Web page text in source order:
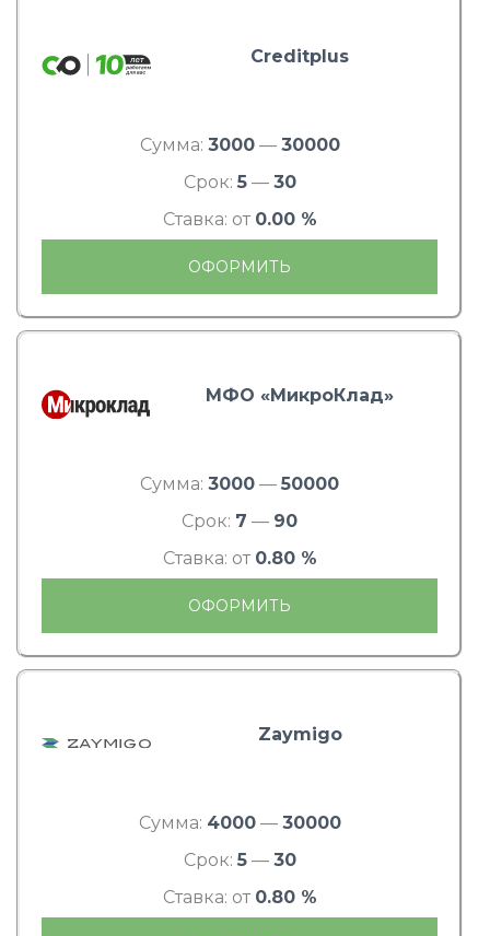
Creditplus
Сумма: 3000— 30000
Срок: 5— 30
Ставка: от 0.00 %
ОФОРМИТЬ
МФО «МикроКлад»
Сумма: 3000 — 50000
Срок: 7 — 90
Ставка: от 0.80 %
ОФОРМИТЬ
Zaymigo
Сумма: 4000— 30000
Срок: 5— 30
Ставка: от 0.80 %